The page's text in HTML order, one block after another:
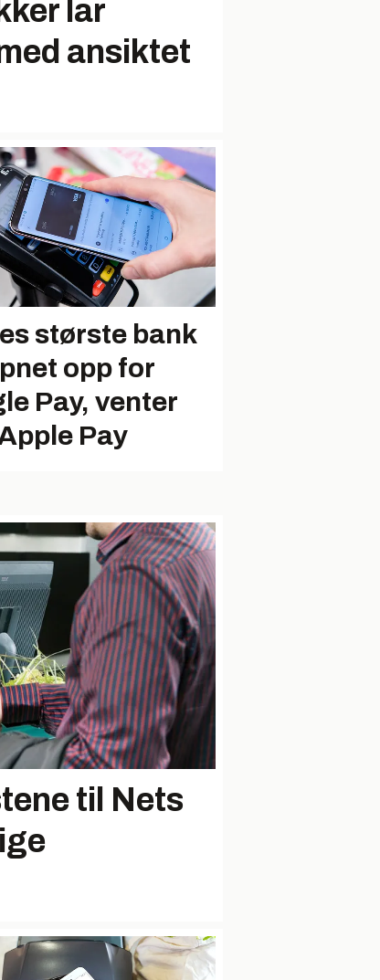
lar
ansiktet
største bank
opp for
Pay, venter
Pay
til Nets